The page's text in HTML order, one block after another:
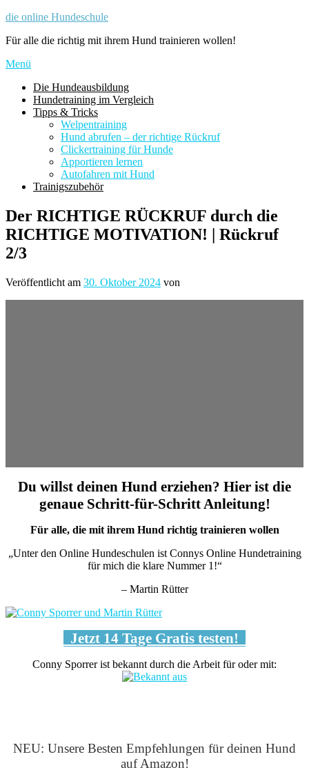
Zum
springen
die online Hundeschule
Für alle die richtig mit ihrem Hund trainieren wollen!
Menü
Die Hundeausbildung
Hundetraining im Vergleich
Tipps & Tricks
Welpentraining
Hund abrufen – der richtige Rückruf
Clickertraining für Hunde
Apportieren lernen
Autofahren mit Hund
Trainigszubehör
Der RICHTIGE RÜCKRUF durch die
RICHTIGE MOTIVATION! | Rückruf
2/3
Veröffentlicht am 30. Oktober 2024 von
Du willst deinen Hund erziehen? Hier ist die
genaue Schritt-für-Schritt Anleitung!
Für alle, die mit ihrem Hund richtig trainieren wollen
„Unter den Online Hundeschulen ist Connys Online Hundetraining
für mich die klare Nummer 1!“
– Martin Rütter
Jetzt 14 Tage Gratis testen!
Conny Sporrer ist bekannt durch die Arbeit für oder mit:
NEU: Unsere Besten Empfehlungen für deinen Hund
auf Amazon!